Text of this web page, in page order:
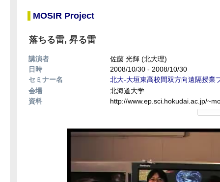
MOSIR Project
落ちる雷, 昇る雷
講演者
佐藤 光輝 (北大理)
日時
2008/10/30 - 2008/10/30
セミナー名
北大-大垣東高校間双方向遠隔授業
会場
北海道大学
資料
http://www.ep.sci.hokudai.ac.jp/